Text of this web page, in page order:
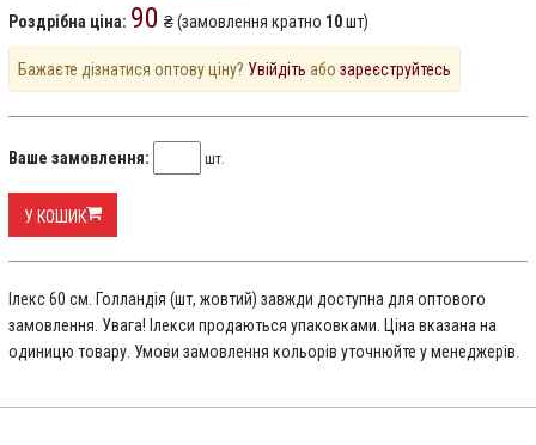
Роздрібна ціна: 90 ₴ (замовлення кратно 10шт)
Бажаєте дізнатися оптову ціну? Увійдіть або зареєструйтесь
Ваше замовлення: шт.
У КОШИК
Ілекс 60 см. Голландія (шт, жовтий) завжди доступна для оптового
замовлення. Увага! Ілекси продаються упаковками. Ціна вказана на
одиницю товару. Умови замовлення кольорів уточнюйте у менеджерів.